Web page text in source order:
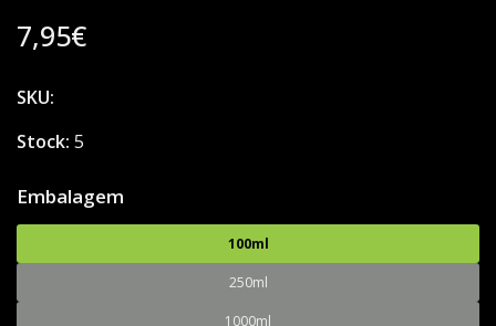
7,95€
SKU:
Stock: 5
Embalagem
100ml
250ml
1000ml